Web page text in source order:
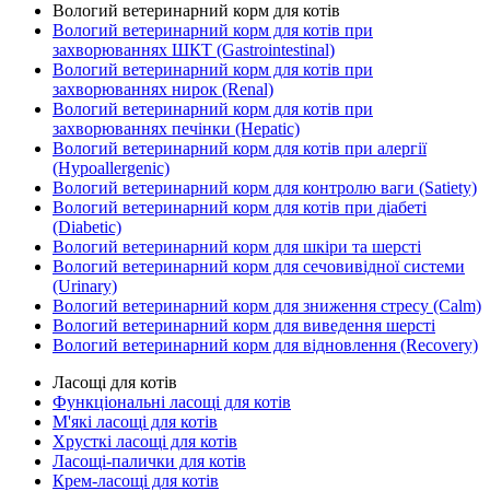
Вологий ветеринарний корм для котів
Вологий ветеринарний корм для котів при
захворюваннях ШКТ (Gastrointestinal)
Вологий ветеринарний корм для котів при
захворюваннях нирок (Renal)
Вологий ветеринарний корм для котів при
захворюваннях печінки (Hepatic)
Вологий ветеринарний корм для котів при алергії
(Hypoallergenic)
Вологий ветеринарний корм для контролю ваги (Satiety)
Вологий ветеринарний корм для котів при діабеті
(Diabetic)
Вологий ветеринарний корм для шкіри та шерсті
Вологий ветеринарний корм для сечовивідної системи
(Urinary)
Вологий ветеринарний корм для зниження стресу (Calm)
Вологий ветеринарний корм для виведення шерсті
Вологий ветеринарний корм для відновлення (Recovery)
Ласощі для котів
Функціональні ласощі для котів
М'які ласощі для котів
Хрусткі ласощі для котів
Ласощі-палички для котів
Крем-ласощі для котів